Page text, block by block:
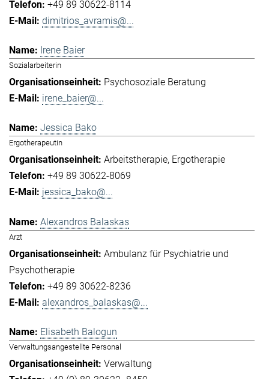
+49 89 30622-8114
dimitrios_avramis@...
Irene Baier
Sozialarbeiterin
Psychosoziale Beratung
irene_baier@...
Jessica Bako
Ergotherapeutin
Arbeitstherapie Ergotherapie
+49 89 30622-8069
jessica_bako@...
Alexandros Balaskas
Arzt
Ambulanz für Psychiatrie und
Psychotherapie
+49 89 30622-8236
alexandros_balaskas@...
Elisabeth Balogun
Verwaltungsangestellte Personal
Verwaltung